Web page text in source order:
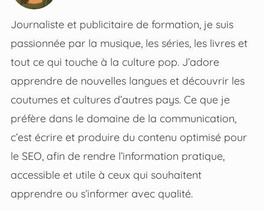
Journaliste et publicitaire de formation, je suis
passionnée par la musique, les séries, les livres et
tout ce qui touche à la culture pop. J’adore
apprendre de nouvelles langues et découvrir les
coutumes et cultures d’autres pays. Ce que je
préfère dans le domaine de la communication,
c’est écrire et produire du contenu optimisé pour
le SEO, afin de rendre l’information pratique,
accessible et utile à ceux qui souhaitent
apprendre ou s’informer avec qualité.